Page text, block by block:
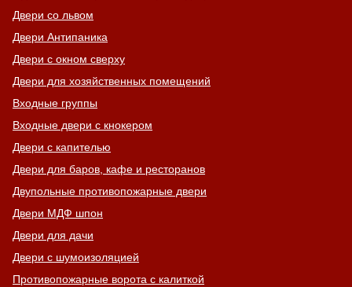
Двери со львом
Двери Антипаника
Двери с окном сверху
Двери для хозяйственных помещений
Входные группы
Входные двери с кнокером
Двери с капителью
Двери для баров, кафе и ресторанов
Двупольные противопожарные двери
Двери МДФ шпон
Двери для дачи
Двери с шумоизоляцией
Противопожарные ворота с калиткой